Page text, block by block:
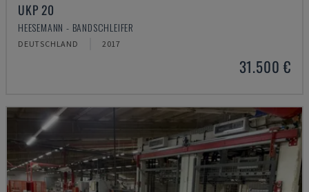
UKP 20
HEESEMANN - BANDSCHLEIFER
DEUTSCHLAND 2017
31.500 €